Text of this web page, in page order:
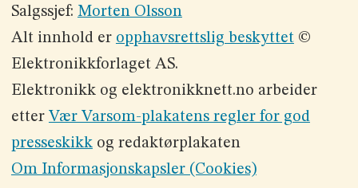
Salgssjef: Morten Olsson
Alt innhold er opphavsrettslig beskyttet©
Elektronikkforlaget AS.
Elektronikk og elektronikknett.no arbeider
etter Vær Varsom-plakatens regler for god
presseskikkog redaktørplakaten
Om Informasjonskapsler (Cookies)